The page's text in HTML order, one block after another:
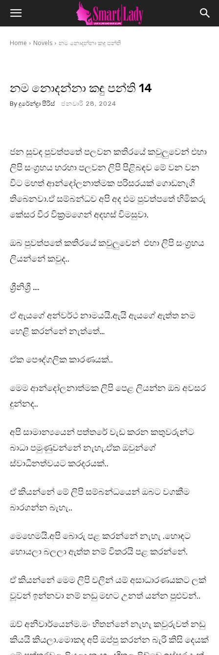
Home Novels නම නොදන්නා කඳු පන්ති
නම නොදන්නා කඳු පන්ති 14
By දුරේන්ද්‍රා පීරිස් ජනවාරි 28, 2024
ජන සුවඳ පුවත්පතේ පලවන කතිරයේ කවුලුවෙන් එහා
ලිපි සංග්‍රහය හරහා පලවන ලිපි පිළිබඳව මේ වන වන
විට මහත් ආන්දෝලනාත්මක පරිසරයක් ගොඩනැගී
තිබෙනවා.ඒ සම්බන්ධව අපි අද එම පුවත්පතේ හිමිකරු
කේසර වීර වික්‍රමගෙන් අදහස් විමසුවා.
ඔබ පුවත්පතේ කතිරයේ කවුලුවෙන් එහා ලිපි සංග්‍රහය
ලියන්නේ කවුද..
ශ්‍රීනිශ්‍රී ….
ඒ ඇයගේ අන්වර්ථ නාමයයි.ඇයි ඇයගේ ඇත්ත නම
හෙළි කරන්නේ නැත්තේ…
ඒක පෞද්ගලික කාරණයක්..
මෙම ආන්දෝලනාත්මක ලිපි පෙළ ලියන්න ඔබ අවසර
දුන්නද..
අපි සාමාන්‍යයෙන් පත්තරේ වැඩ කරන කතුවරුන්ට
බාධා පමුණුවන්නේ නැහැ.ඒක ඔවුන්ගේ
ස්වාධීනත්වයට කරදරයක්..
ඒ කියන්නේ මේ ලිපි සම්බන්ධයෙන් ඔබට වගකීම
බාරගන්න බැහැ..
මෙහෙමයි.අපි බොරු පළ කරන්නේ නැහැ .හොඳට
හොයලා බලලා ඇත්ත නම් විතරයි පළ කරන්නේ.
ඒ කියන්නේ මෙම ලිපි වලින් යම් අසාධාරණයකට ලක්
වූවන් ඉන්නවා නම් නඩු මඟට උනත් යන්න පුළුවන්..
ඔව් අනිවාර්යෙන්ම.මං හිතන්නේ නැහැ කවුරුවත් නඩු
කියයි කියලා.මොකද අපි ඔප්පු කරන්න බැරි කිසි දෙයක්